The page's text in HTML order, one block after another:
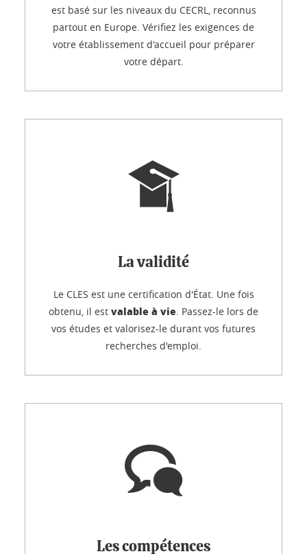
est basé sur les niveaux du CECRL, reconnus
partout en Europe. Vérifiez les exigences de
votre établissement d'accueil pour préparer
votre départ.
La validité
Le CLES est une certification d'État. Une fois
obtenu, il est valable à vie . Passez-le lors de
vos études et valorisez-le durant vos futures
recherches d'emploi.
Les compétences